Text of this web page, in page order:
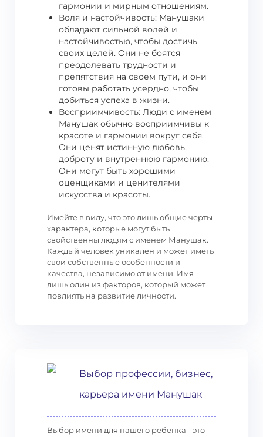
гармонии и мирным отношениям.
Воля и настойчивость: Манушаки
обладают сильной волей и
настойчивостью, чтобы достичь
своих целей. Они не боятся
преодолевать трудности и
препятствия на своем пути, и они
готовы работать усердно, чтобы
добиться успеха в жизни.
Восприимчивость: Люди с именем
Манушак обычно восприимчивы к
красоте и гармонии вокруг себя.
Они ценят истинную любовь,
доброту и внутреннюю гармонию.
Они могут быть хорошими
оценщиками и ценителями
искусства и красоты.
Имейте в виду, что это лишь общие черты
характера, которые могут быть
свойственны людям с именем Манушак.
Каждый человек уникален и может иметь
свои собственные особенности и
качества, независимо от имени. Имя
лишь один из факторов, который может
повлиять на развитие личности.
Выбор профессии, бизнес,
карьера имени Манушак
Выбор имени для нашего ребенка - это